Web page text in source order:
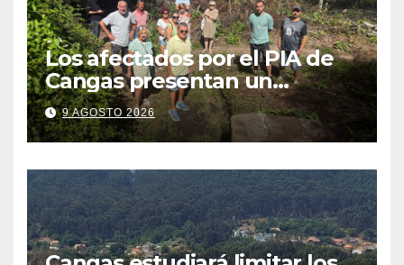
Los afectados por el PIA de
Cangas presentan un
recurso: “Lo vamos a luchar”
9 AGOSTO 2026